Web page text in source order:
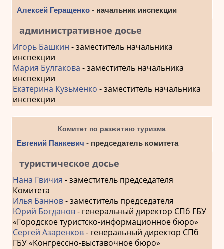
Алексей Геращенко- начальник инспекции
административное досье
Игорь Башкин - заместитель начальника
инспекции
Мария Булгакова - заместитель начальника
инспекции
Екатерина Кузьменко - заместитель начальника
инспекции
Комитет по развитию туризма
Евгений Панкевич - председатель комитета
туристическое досье
Нана Гвичия - заместитель председателя
Комитета
Илья Баннов- заместитель председателя
Юрий Богданов- генеральный директор СПб ГБУ
«Городское туристско-информационное бюро»
Сергей Азаренков- генеральный директор СПб
ГБУ «Конгрессно-выставочное бюро»